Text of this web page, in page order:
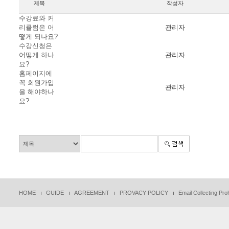
제목 작성자
수강료와 커
리큘럼은 어
떻게 되나요?
관리자
수강신청은
어떻게 하나
요?
관리자
홈페이지에
꼭 회원가입
을 해야하나
요?
관리자
HOME GUIDE AGREEMENT PROVACY POLICY Email Collecting